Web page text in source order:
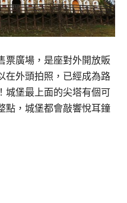
票廣場，是座對外開放販
在外頭拍照，已經成為路
城堡最上面的尖塔有個可
點，城堡都會敲響悅耳鐘